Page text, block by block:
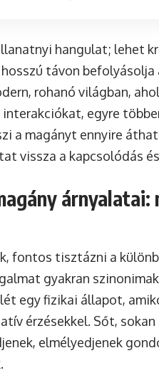
hangulat; lehet
távon
rohanó világban,
egyre
a magányt ennyire
vissza a kapcsolódás
árnyalatai:
fontos tisztázni a
gyakran
egy fizikai állapot,
érzésekkel. Sőt,
elmélyedjenek